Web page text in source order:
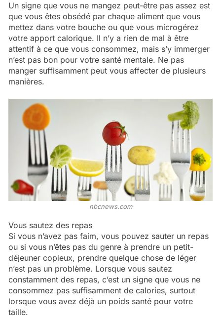
Un signe que vous ne mangez peut-être pas assez est
que vous êtes obsédé par chaque aliment que vous
mettez dans votre bouche ou que vous microgérez
votre apport calorique. Il n’y a rien de mal à être
attentif à ce que vous consommez, mais s’y immerger
n’est pas bon pour votre santé mentale. Ne pas
manger suffisamment peut vous affecter de plusieurs
manières.
nbcnews.com
Vous sautez des repas
Si vous n’avez pas faim, vous pouvez sauter un repas
ou si vous n’êtes pas du genre à prendre un petit-
déjeuner copieux, prendre quelque chose de léger
n’est pas un problème. Lorsque vous sautez
constamment des repas, c’est un signe que vous ne
consommez pas suffisamment de calories, surtout
lorsque vous avez déjà un poids santé pour votre
taille.